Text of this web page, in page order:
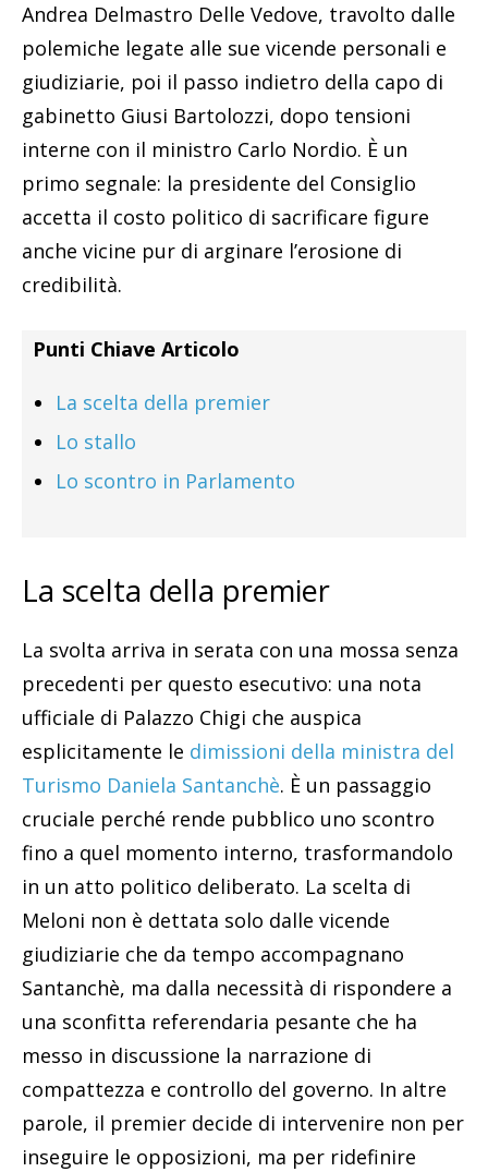
Andrea Delmastro Delle Vedove, travolto dalle
polemiche legate alle sue vicende personali e
giudiziarie, poi il passo indietro della capo di
gabinetto Giusi Bartolozzi, dopo tensioni
interne con il ministro Carlo Nordio. È un
primo segnale: la presidente del Consiglio
accetta il costo politico di sacrificare figure
anche vicine pur di arginare l’erosione di
credibilità.
Punti Chiave Articolo
La scelta della premier
Lo stallo
Lo scontro in Parlamento
La scelta della premier
La svolta arriva in serata con una mossa senza
precedenti per questo esecutivo: una nota
ufficiale di Palazzo Chigi che auspica
esplicitamente le dimissioni della ministra del
Turismo Daniela Santanchè. È un passaggio
cruciale perché rende pubblico uno scontro
fino a quel momento interno, trasformandolo
in un atto politico deliberato. La scelta di
Meloni non è dettata solo dalle vicende
giudiziarie che da tempo accompagnano
Santanchè, ma dalla necessità di rispondere a
una sconfitta referendaria pesante che ha
messo in discussione la narrazione di
compattezza e controllo del governo. In altre
parole, il premier decide di intervenire non per
inseguire le opposizioni, ma per ridefinire